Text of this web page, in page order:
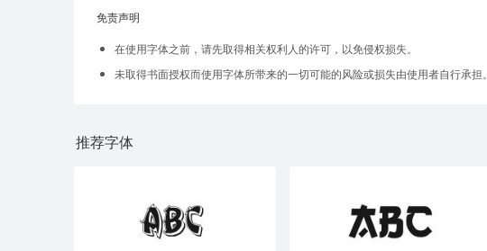
免责声明
在使用字体之前，请先取得相关权利人的许可，以免侵权损失。
未取得书面授权而使用字体所带来的一切可能的风险或损失由使用者自行承担。
推荐字体